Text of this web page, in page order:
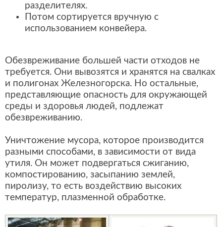
разделителях.
Потом сортируется вручную с
использованием конвейера.
Обезвреживание большей части отходов не
требуется. Они вывозятся и хранятся на свалках
и полигонах Железногорска. Но остальные,
представляющие опасность для окружающей
среды и здоровья людей, подлежат
обезвреживанию.
Уничтожение мусора, которое производится
разными способами, в зависимости от вида
утиля. Он может подвергаться сжиганию,
компостированию, засыпанию землей,
пиролизу, то есть воздействию высоких
температур, плазменной обработке.